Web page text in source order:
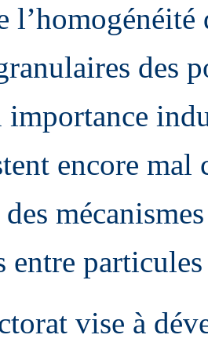
l’homogénéité
des
encore
entre
vise à